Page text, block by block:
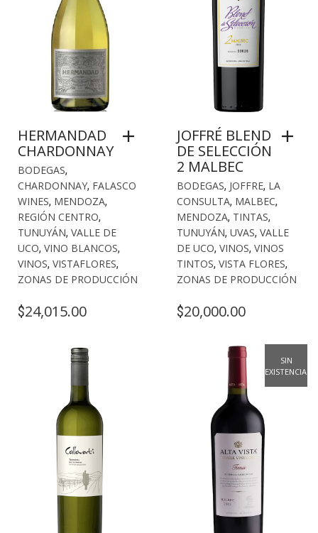
HERMANDAD
CHARDONNAY
BODEGAS,
CHARDONNAY, FALASCO
WINES, MENDOZA,
REGIÓN CENTRO,
TUNUYÁN, VALLE DE
UCO, VINO BLANCOS,
VINOS, VISTAFLORES,
ZONAS DE PRODUCCIÓN
$24,015.00
JOFFRÉ BLEND
DE SELECCIÓN
2 MALBEC
BODEGAS, JOFFRE, LA
CONSULTA, MALBEC,
MENDOZA, TINTAS,
TUNUYÁN, UVAS, VALLE
DE UCO, VINOS, VINOS
TINTOS, VISTA FLORES,
ZONAS DE PRODUCCIÓN
$20,000.00
SIN
EXISTENCIAS